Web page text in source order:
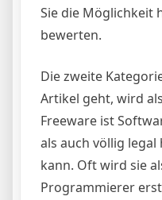
Sie die Möglichkeit
bewerten.
Die zweite
Artikel geht, wird
Freeware ist
als auch völlig
kann. Oft wird sie
Programmierer